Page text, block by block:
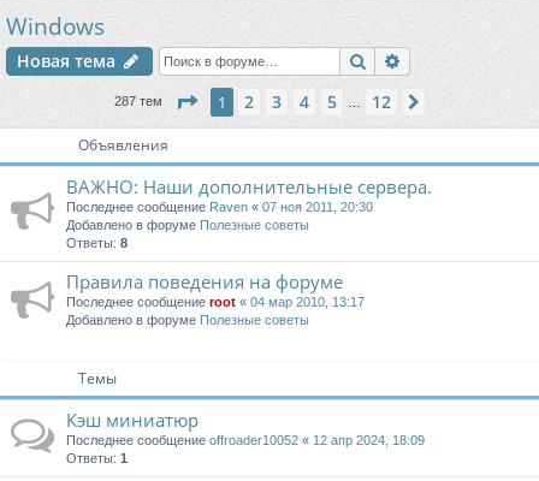
и
Windows
Новая тема Поиск
287 тем Страница из 12
1 2 3 4 5 12
Объявления
ВАЖНО: Наши дополнительные сервера.
Последнее сообщение Raven « 07 ноя 2011, 20:30
Добавлено в форуме Полезные советы
Ответы: 8
Правила поведения на форуме
Последнее сообщение root « 04 мар 2010, 13:17
Добавлено в форуме Полезные советы
Темы
Кэш миниатюр
Последнее сообщение offroader10052 « 12 апр 2024, 18:09
Ответы: 1